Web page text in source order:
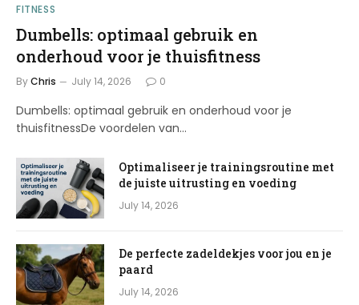
FITNESS
Dumbells: optimaal gebruik en
onderhoud voor je thuisfitness
ByChris July 14, 2026 0
Dumbells: optimaal gebruik en onderhoud voor je
thuisfitnessDe voordelen van…
Optimaliseer je trainingsroutine met
de juiste uitrusting en voeding
July 14, 2026
De perfecte zadeldekjes voor jou en je
paard
July 14, 2026